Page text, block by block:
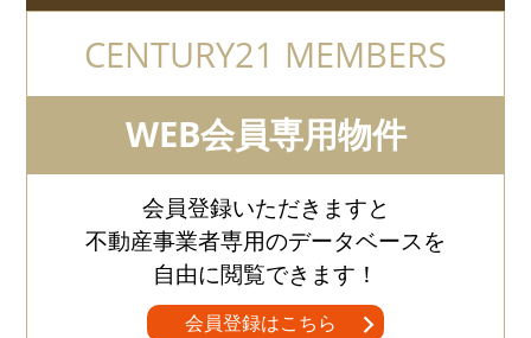
CENTURY21 MEMBERS
WEB会員専用物件
会員登録いただきますと
不動産事業者専用のデータベースを
自由に閲覧できます！
会員登録はこちら